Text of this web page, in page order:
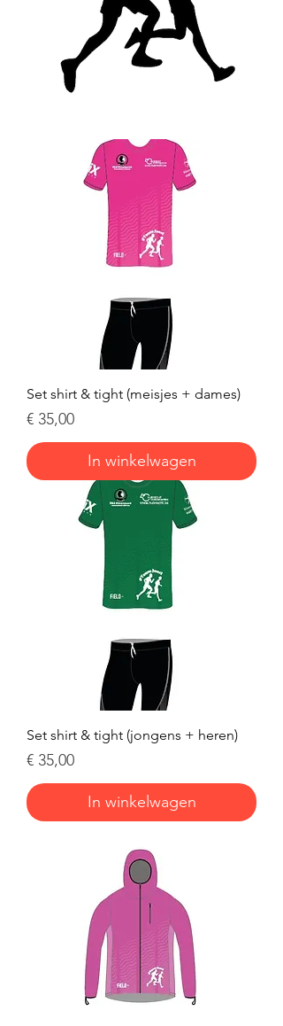
Set shirt & tight (meisjes + dames)
Prijs
€ 35,00
In winkelwagen
Set shirt & tight (jongens + heren)
Prijs
€ 35,00
In winkelwagen